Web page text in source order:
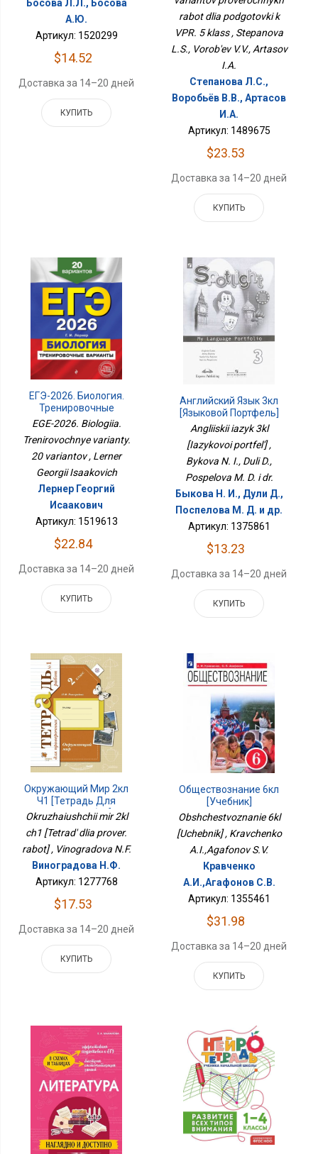
Босова Л.Л., Босова
А.Ю.
Артикул: 1520299
$14.52
Доставка за 14–20 дней
КУПИТЬ
rabot dlia podgotovki k
VPR. 5 klass , Stepanova
L.S., Vorob'ev V.V., Artasov
I.A.
Степанова Л.С.,
Воробьёв В.В., Артасов
И.А.
Артикул: 1489675
$23.53
Доставка за 14–20 дней
КУПИТЬ
ЕГЭ-2026. Биология.
Тренировочные
Варианты. 20 Вариантов
EGE-2026. Biologiia.
Trenirovochnye varianty.
20 variantov , Lerner
Georgii Isaakovich
Лернер Георгий
Исаакович
Артикул: 1519613
$22.84
Доставка за 14–20 дней
КУПИТЬ
Английский Язык 3кл
[Языковой Портфель]
Angliiskii iazyk 3kl
[Iazykovoi portfel'] ,
Bykova N. I., Duli D.,
Pospelova M. D. i dr.
Быкова Н. И., Дули Д.,
Поспелова М. Д. и др.
Артикул: 1375861
$13.23
Доставка за 14–20 дней
КУПИТЬ
Окружающий Мир 2кл
Ч1 [Тетрадь Для
Провер. Работ]
Okruzhaiushchii mir 2kl
ch1 [Tetrad' dlia prover.
rabot] , Vinogradova N.F.
Виноградова Н.Ф.
Артикул: 1277768
$17.53
Доставка за 14–20 дней
КУПИТЬ
Обществознание 6кл
[Учебник]
Obshchestvoznanie 6kl
[Uchebnik] , Kravchenko
A.I.,Agafonov S.V.
Кравченко
А.И.,Агафонов С.В.
Артикул: 1355461
$31.98
Доставка за 14–20 дней
КУПИТЬ